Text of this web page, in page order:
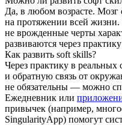
Да, в любом возрасте. Мозг
на протяжении всей
не врожденные черты
развиваются через
Как развить soft skills?
Через практику в реальных
и обратную связь от
не обязательны — можно
Ежедневник или
привычек (например,
SingularityApp) помогут